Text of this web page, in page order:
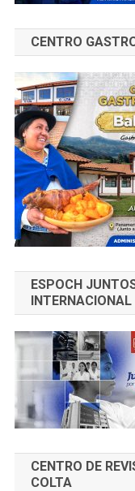
CENTRO
ESPOCH
INTERNACIONAL
CENTRO DE
COLTA